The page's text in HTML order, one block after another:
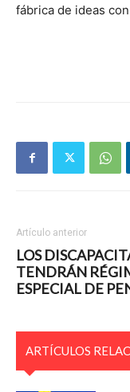
fábrica de ideas
Artículo anterior
LOS
TENDRÁN
ESPECIAL DE
ARTÍCULOS